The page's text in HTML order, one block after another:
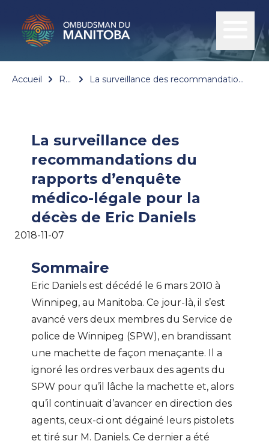
Accueil Rapports La surveillance des recommandations du rapports d’enquête médico-légale pour la décès de Eric Daniels
La surveillance des
recommandations du
rapports d’enquête
médico-légale pour la
décès de Eric Daniels
2018-11-07
Sommaire
Eric Daniels est décédé le 6 mars 2010 à
Winnipeg, au Manitoba. Ce jour-là, il s’est
avancé vers deux membres du Service de
police de Winnipeg (SPW), en brandissant
une machette de façon menaçante. Il a
ignoré les ordres verbaux des agents du
SPW pour qu’il lâche la machette et, alors
qu’il continuait d’avancer en direction des
agents, ceux-ci ont dégainé leurs pistolets
et tiré sur M. Daniels. Ce dernier a été